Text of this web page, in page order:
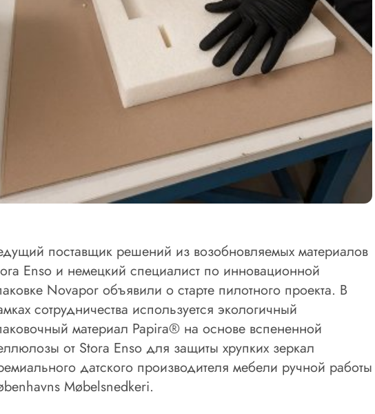
поставщик решений из возобновляемых материалов
Enso и немецкий специалист по инновационной
Novapor объявили о старте пилотного проекта. В
сотрудничества используется экологичный
материал Papira® на основе вспененной
от Stora Enso для защиты хрупких зеркал
датского производителя мебели ручной работы
Møbelsnedkeri.